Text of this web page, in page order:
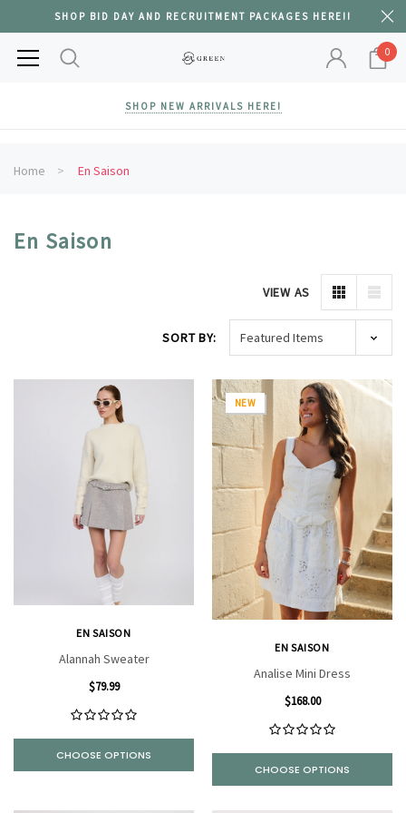
SHOP BID DAY AND RECRUITMENT PACKAGES HERE!!
0
SHOP NEW ARRIVALS HERE!
Home En Saison
En Saison
VIEW AS
SORT BY:
EN SAISON
Alannah Sweater
$79.99
CHOOSE OPTIONS
NEW
EN SAISON
Analise Mini Dress
$168.00
CHOOSE OPTIONS